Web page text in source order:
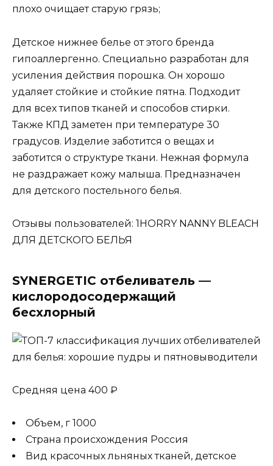
плохо очищает старую грязь;
Детское нижнее белье от этого бренда
гипоаллергенно. Специально разработан для
усиления действия порошка. Он хорошо
удаляет стойкие и стойкие пятна. Подходит
для всех типов тканей и способов стирки.
Также КПД заметен при температуре 30
градусов. Изделие заботится о вещах и
заботится о структуре ткани. Нежная формула
не раздражает кожу малыша. Предназначен
для детского постельного белья.
Отзывы пользователей: 1HORRY NANNY BLEACH
ДЛЯ ДЕТСКОГО БЕЛЬЯ
SYNERGETIC отбеливатель —
кислородосодержащий
бесхлорный
Средняя цена 400 ₽
Объем, г 1000
Страна происхождения Россия
Вид красочных льняных тканей, детское